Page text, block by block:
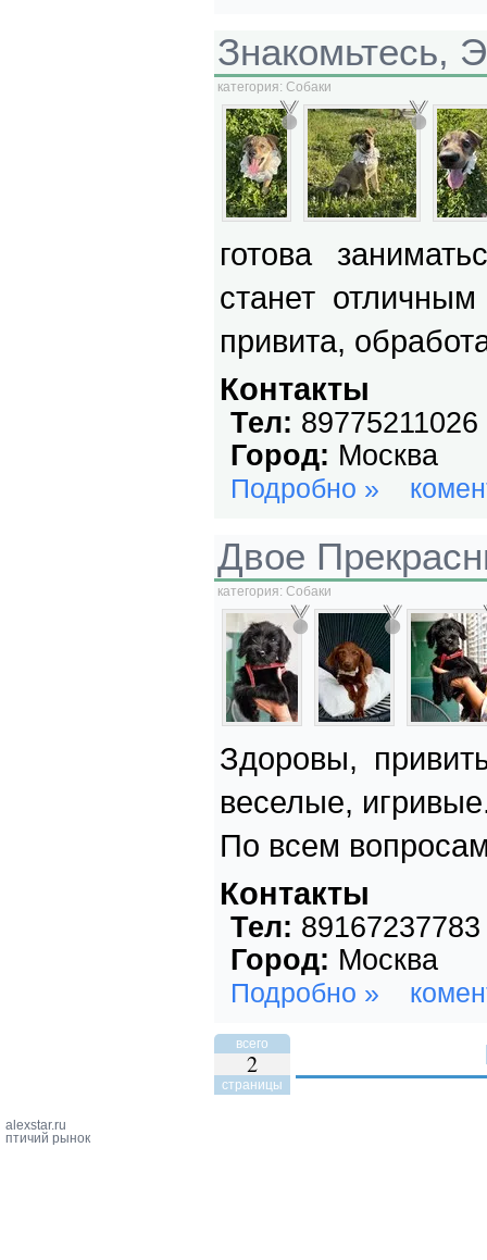
Знакомьтесь,
категория: Собаки
готова
станет
привита,
Контакты
Тел: 89775211026
Город: Москва
Подробно »
Двое
категория: Собаки
Здоровы,
веселые,
По всем
Контакты
Тел: 89167237783
Город: Москва
Подробно »
всего
2
страницы
alexstar.ru
птичий рынок